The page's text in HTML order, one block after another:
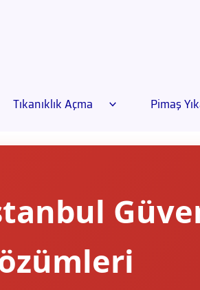
Tıkanıklık Açma Pimaş